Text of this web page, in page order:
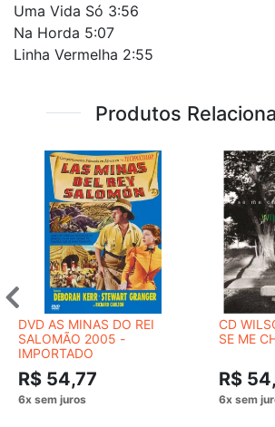
Uma Vida Só 3:56
Na Horda 5:07
Linha Vermelha 2:55
Produtos
DVD AS MINAS DO REI
SALOMÃO 2005 -
IMPORTADO
R$ 54,77
CD
SE ME
R$